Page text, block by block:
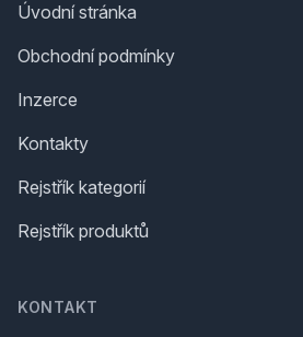
Úvodní stránka
Obchodní podmínky
Inzerce
Kontakty
Rejstřík kategorií
Rejstřík produktů
KONTAKT